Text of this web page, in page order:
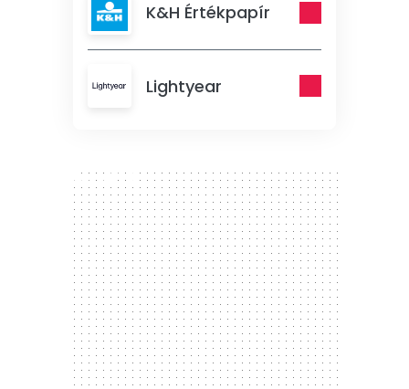
K&H Értékpapír
Lightyear
300 x 250